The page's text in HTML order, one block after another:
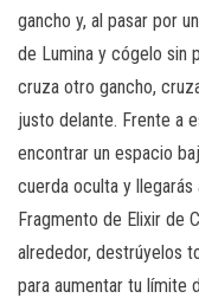
gancho y, al pasar por
de Lumina y cógelo sin
cruza otro gancho,
justo delante. Frente a
encontrar un espacio
cuerda oculta y llegarás
Fragmento de Elixir de
alrededor, destrúyelos
para aumentar tu límite